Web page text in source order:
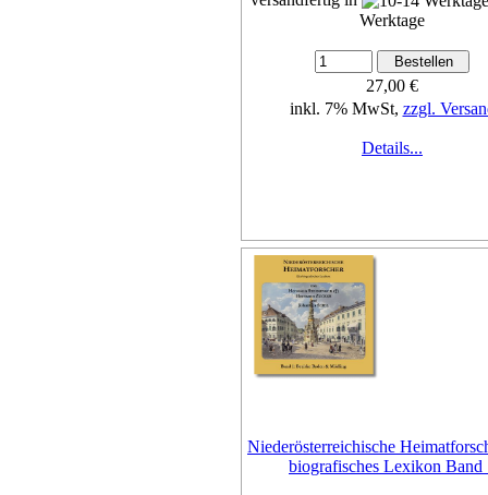
Werktage
27,00 €
inkl. 7% MwSt, zzgl.
Details...
Niederösterreichische
biografisches Lexikon Band